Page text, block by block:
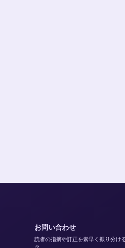
お問い合わせ